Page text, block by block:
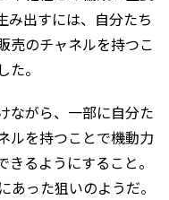
み出すには、自分たち
売のチャネルを持つこ
。
ながら、一部に自分た
ルを持つことで機動力
るようにすること。
った狙いのようだ。